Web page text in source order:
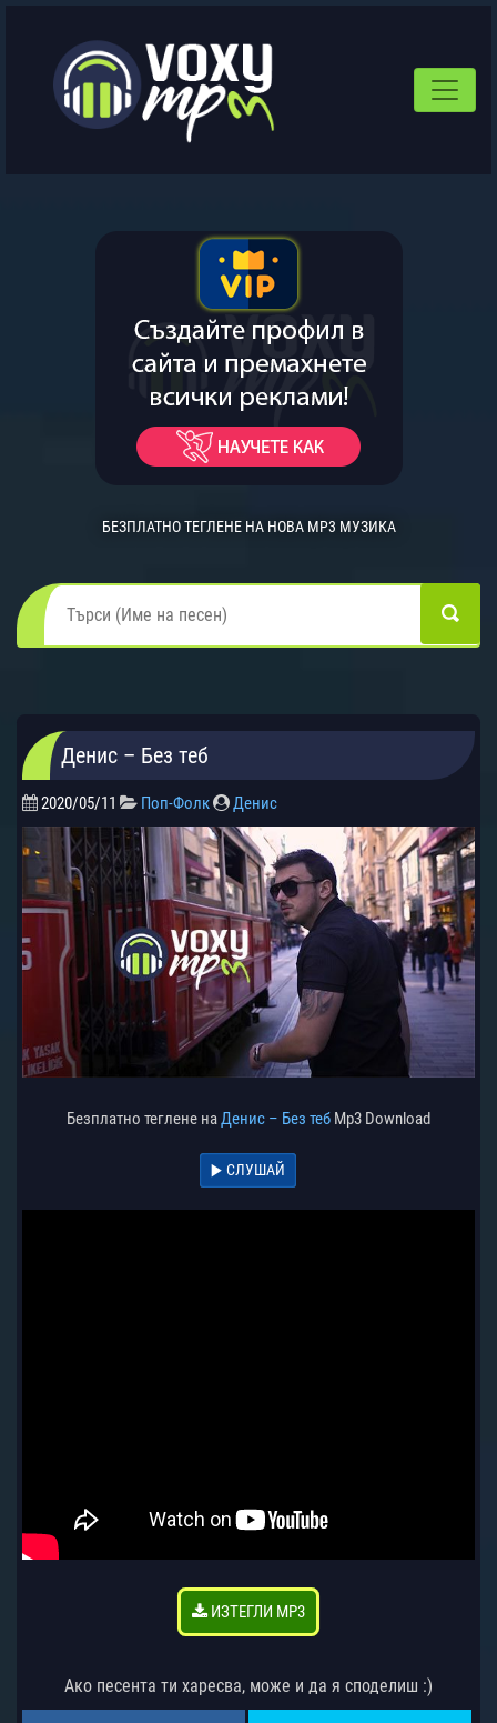
БЕЗПЛАТНО ТЕГЛЕНЕ НА НОВА MP3 МУЗИКА
Денис – Без теб
2020/05/11 Поп-Фолк Денис
Безплатно теглене наДенис – Без теб Mp3 Download
СЛУШАЙ
ИЗТЕГЛИ MP3
Ако песента ти харесва, може и да я споделиш :)